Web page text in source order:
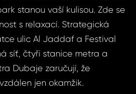
stanou vaší kulisou. Zde se
s relaxací. Strategická
ulic Al Jaddaf a Festival
síť, čtyři stanice metra a
Dubaje zaručují, že
jen okamžik.